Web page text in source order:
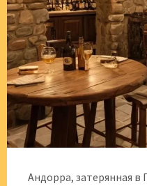
Андорра, затерянная в